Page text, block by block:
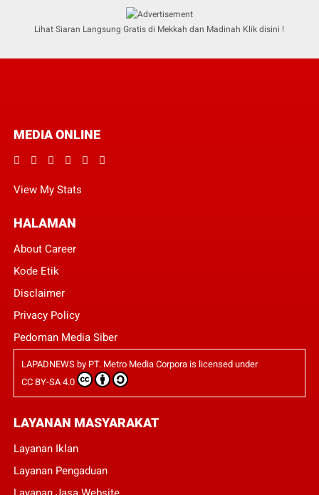
Lihat Siaran Langsung Gratis di Mekkah dan Madinah Klik disini !
MEDIA ONLINE
View My Stats
HALAMAN
About Career
Kode Etik
Disclaimer
Privacy Policy
Pedoman Media Siber
LAPADNEWSby PT. Metro Media Corporais licensed under
CC BY-SA 4.0
LAYANAN MASYARAKAT
Layanan Iklan
Layanan Pengaduan